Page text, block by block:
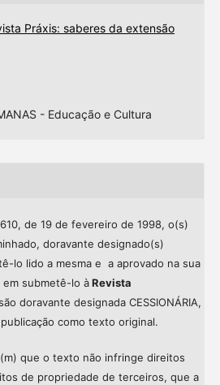
Práxis: saberes da extensão
- Educação e Cultura
de 19 de fevereiro de 1998, o(s)
doravante designado(s)
lo lido a mesma e a aprovado na sua
submetê-lo àRevista
doravante designada CESSIONÁRIA,
como texto original.
que o texto não infringe direitos
de propriedade de terceiros, que a